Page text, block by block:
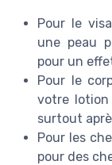
Pour le
une peau
pour un
Pour le
votre
surtout
Pour les
pour des